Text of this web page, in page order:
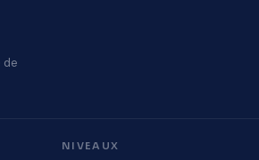
de
NIVEAUX